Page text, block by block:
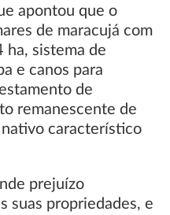
apontou que o
de maracujá com
ha, sistema de
e canos para
de
remanescente de
característico
prejuízo
suas propriedades, e